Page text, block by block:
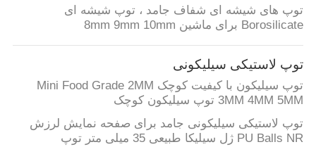
توپ های شیشه ای شفاف جامد ، توپ شیشه ای
Borosilicate برای ماشین 8mm 9mm 10mm
توپ لاستیکی سیلیکونی
توپ سیلیکون با کیفیت کوچک Mini Food Grade 2MM
3MM 4MM 5MM توپ سیلیکون کوچک
توپ لاستیکی سیلیکونی جامد برای صفحه نمایش لرزش
PU Balls NR ژل سیلیکا طبیعی 35 میلی متر توپ